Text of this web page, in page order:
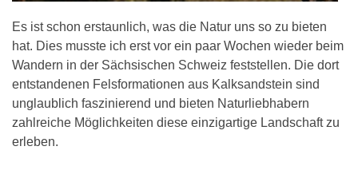
Es ist schon erstaunlich, was die Natur uns so zu bieten
hat. Dies musste ich erst vor ein paar Wochen wieder beim
Wandern in der Sächsischen Schweiz feststellen. Die dort
entstandenen Felsformationen aus Kalksandstein sind
unglaublich faszinierend und bieten Naturliebhabern
zahlreiche Möglichkeiten diese einzigartige Landschaft zu
erleben.